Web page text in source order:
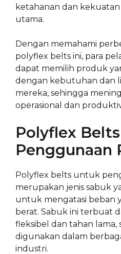
ketahanan dan
utama.
Dengan memahami
polyflex belts ini, para
dapat memilih produk
dengan kebutuhan dan
mereka, sehingga
operasional dan
Polyflex
Penggunaan
Polyflex belts untuk
merupakan jenis sabuk
untuk mengatasi beban
berat. Sabuk ini terbuat
fleksibel dan tahan lama,
digunakan dalam
industri.